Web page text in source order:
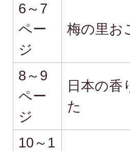
6～7
ペー
ジ
梅の里お
8～9
ペー
ジ
日本の香
た
10～1